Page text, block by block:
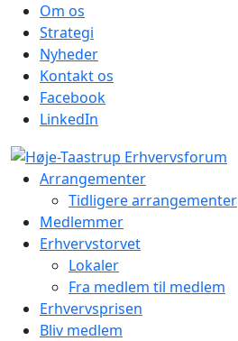
Om os
Strategi
Nyheder
Kontakt os
Facebook
LinkedIn
Arrangementer
Tidligere arrangementer
Medlemmer
Erhvervstorvet
Lokaler
Fra medlem til medlem
Erhvervsprisen
Bliv medlem